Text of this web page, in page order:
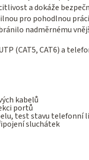
a dokáže
pro pohodlnou
nadměrnému
(CAT5, CAT6) a
kabelů
portů
test stavu telefonní
sluchátek